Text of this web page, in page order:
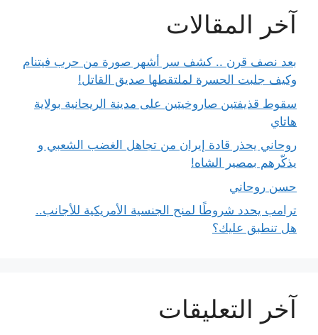
آخر المقالات
بعد نصف قرن .. كشف سر أشهر صورة من حرب فيتنام
وكيف جلبت الحسرة لملتقطها صديق القاتل!
سقوط قذيفتين صاروخيتين على مدينة الريحانية بولاية
هاتاي
روحاني يحذر قادة إيران من تجاهل الغضب الشعبي و
يذكّرهم بمصير الشاه!
حسن روحاني
ترامب يحدد شروطًا لمنح الجنسية الأمريكية للأجانب..
هل تنطبق عليك؟
آخر التعليقات